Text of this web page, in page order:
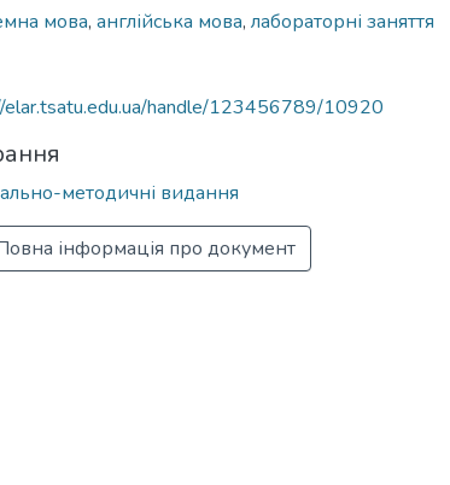
мова, англійська мова, лабораторні заняття
handle/123456789/10920
методичні видання
інформація про документ